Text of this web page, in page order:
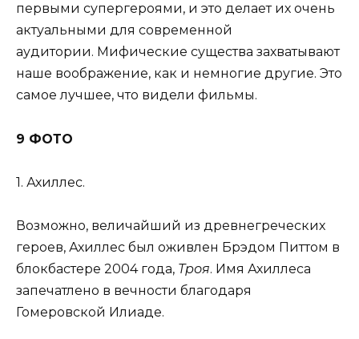
первыми супергероями, и это делает их очень
актуальными для современной
аудитории. Мифические существа захватывают
наше воображение, как и немногие другие. Это
самое лучшее, что видели фильмы.
9 ФОТО
1. Ахиллес.
Возможно, величайший из древнегреческих
героев, Ахиллес был оживлен Брэдом Питтом в
блокбастере 2004 года, Троя. Имя Ахиллеса
запечатлено в вечности благодаря
Гомеровской Илиаде.